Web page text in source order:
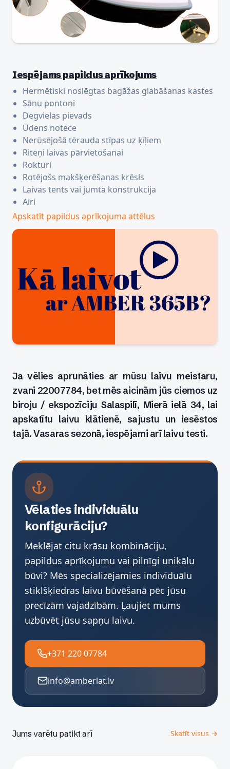
Iespējams papildus aprīkojums
Hermētiski noslēgtas bagāžas glabāšanas kastes
Sānu pontoni
Degvielas pievads
Ūdens notece
Nerūsējošā tērauda stīpas uz ķīļiem
Riteņi laivas pārvietošanai
Rokturi
Rotējošs makšķerēšanas krēsls
Laivas tents vai jumta konstrukcija
Airi
Apskatīt papildus aprīkojuma attēlus
Ja vēlies aprunāties ar mūsu laivu meistaru,
zvani 22007784, bet mēs aicinām jūs ciemos uz
biroju / ekspozīciju Salaspilī, Mierā ielā 34, lai
apskatītu laivu klātienē, sajustu un iesēstos
tajā. Vasaras sezonā, iespējami arī laivu testi.
Vēlaties individuālu
konfigurāciju?
Meklējat citu krāsu kombināciju,
papildus aprīkojumu vai pilnīgi unikālu
būvi? Mēs specializējamies individuālu
stiklšķiedras laivu būvēšanā pēc jūsu
precīzām vajadzībām. Ļaujiet mums
uzbūvēt jūsu sapņu laivu.
+371 220 07784
info@amberlat.lv
Jums varētu patikt arī Skatīt visus →